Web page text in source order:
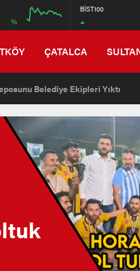
%
6550
BİST100
ÇATALCA
Belediye Ekipleri Yıktı